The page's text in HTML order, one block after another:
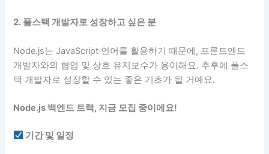
2. 풀스택 개발자로 성장하고 싶은 분
Node.js는 JavaScript 언어를 활용하기 때문에, 프론트엔드
개발자와의 협업 및 상호 유지보수가 용이해요. 추후에 풀스
택 개발자로 성장할 수 있는 좋은 기초가 될 거예요.
Node.js 백엔드 트랙, 지금 모집 중이에요!
기간 및 일정